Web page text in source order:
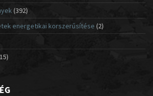
(392)
energetikai korszerűsítése (2)